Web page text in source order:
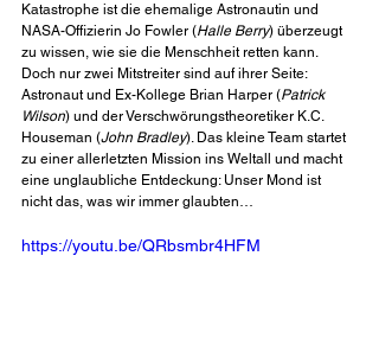
Katastrophe ist die ehemalige Astronautin und
NASA-Offizierin Jo Fowler (Halle Berry) überzeugt
zu wissen, wie sie die Menschheit retten kann.
Doch nur zwei Mitstreiter sind auf ihrer Seite:
Astronaut und Ex-Kollege Brian Harper (Patrick
Wilson) und der Verschwörungstheoretiker K.C.
Houseman (John Bradley). Das kleine Team startet
zu einer allerletzten Mission ins Weltall und macht
eine unglaubliche Entdeckung: Unser Mond ist
nicht das, was wir immer glaubten…
https://youtu.be/QRbsmbr4HFM